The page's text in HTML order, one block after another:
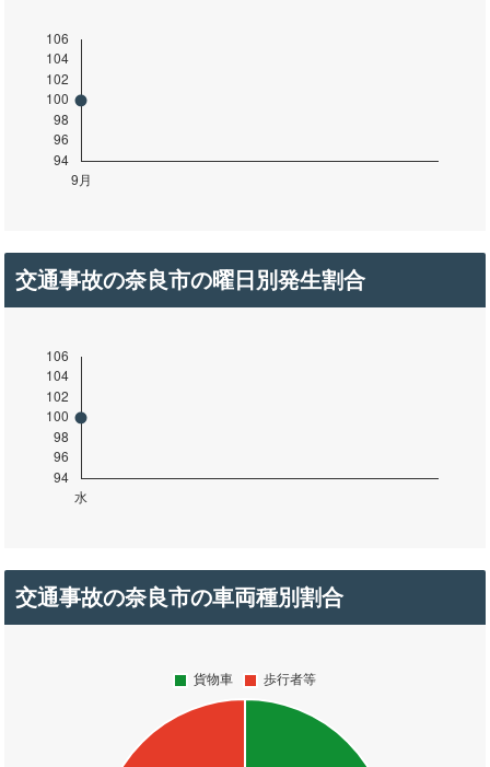
交通事故の奈良市の曜日別発生割合
交通事故の奈良市の車両種別割合